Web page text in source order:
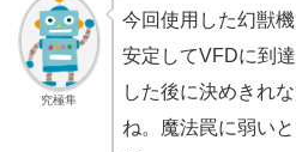
究極隼
今回使用した幻獣機
安定してVFDに到
した後に決めきれ
ね。魔法罠に弱い